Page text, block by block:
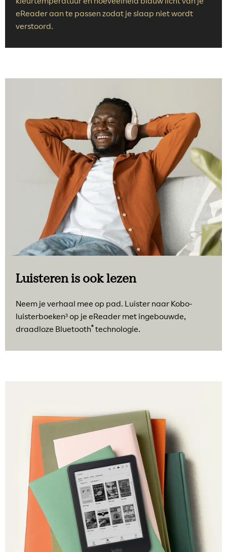
eReader aan te passen zodat je slaap niet wordt
verstoord.
Luisteren is ook lezen
Neem je verhaal mee op pad. Luister naar Kobo-
luisterboeken³ op je eReader met ingebouwde,
draadloze Bluetooth® technologie.